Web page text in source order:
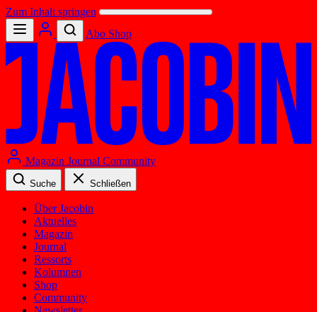
Zum Inhalt springen
Abo Shop
Magazin Journal Community
Suche Schließen
Über Jacobin
Aktuelles
Magazin
Journal
Ressorts
Kolumnen
Shop
Community